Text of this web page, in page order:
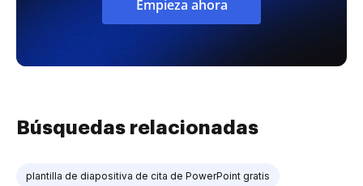
Empieza ahora
Búsquedas relacionadas
plantilla de diapositiva de cita de PowerPoint gratis